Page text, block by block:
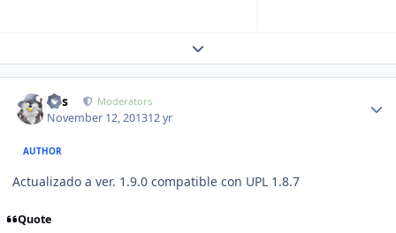
Expand topic overview
luis Moderators
November 12, 201312 yr
AUTHOR
Actualizado a ver. 1.9.0 compatible con UPL 1.8.7
Quote